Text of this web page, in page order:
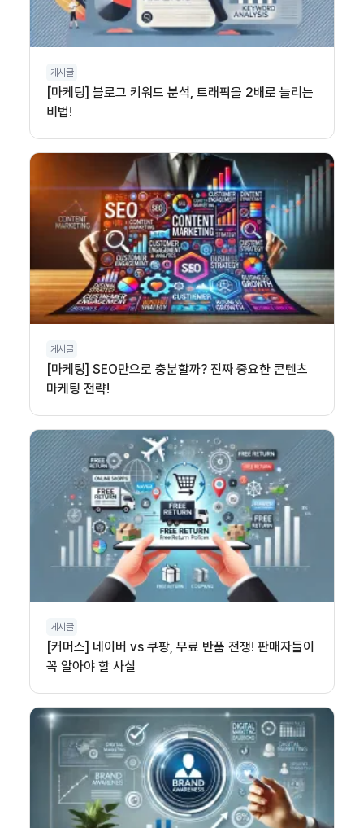
게시글
[마케팅] 블로그 키워드 분석, 트래픽을 2배로 늘리는
비법!
게시글
[마케팅] SEO만으로 충분할까? 진짜 중요한 콘텐츠
마케팅 전략!
게시글
[커머스] 네이버 vs 쿠팡, 무료 반품 전쟁! 판매자들이
꼭 알아야 할 사실